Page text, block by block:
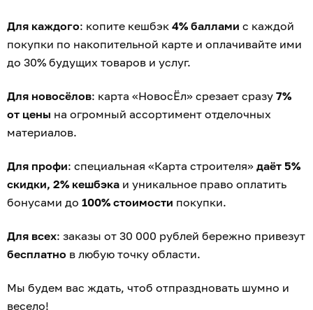
Для каждого: копите кешбэк 4% баллами с каждой
покупки по накопительной карте и оплачивайте ими
до 30% будущих товаров и услуг.
Для новосёлов: карта «НовосЁл» срезает сразу 7%
от цены на огромный ассортимент отделочных
материалов.
Для профи: специальная «Карта строителя» даёт 5%
скидки, 2% кешбэка и уникальное право оплатить
бонусами до 100% стоимости покупки.
Для всех: заказы от 30 000 рублей бережно привезут
бесплатно в любую точку области.
Мы будем вас ждать, чтоб отпраздновать шумно и
весело!